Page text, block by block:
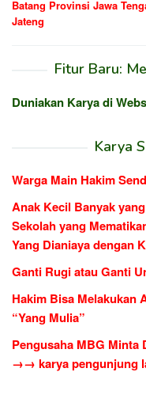
Batang Provinsi Jawa
Jateng
Fitur Baru:
Duniakan Karya di
Karya
Warga Main Hakim
Anak Kecil Banyak
Sekolah yang
Yang Dianiaya dengan
Ganti Rugi atau Ganti
Hakim Bisa Melakukan
“Yang Mulia”
Pengusaha MBG Minta
→→ karya pengunjung